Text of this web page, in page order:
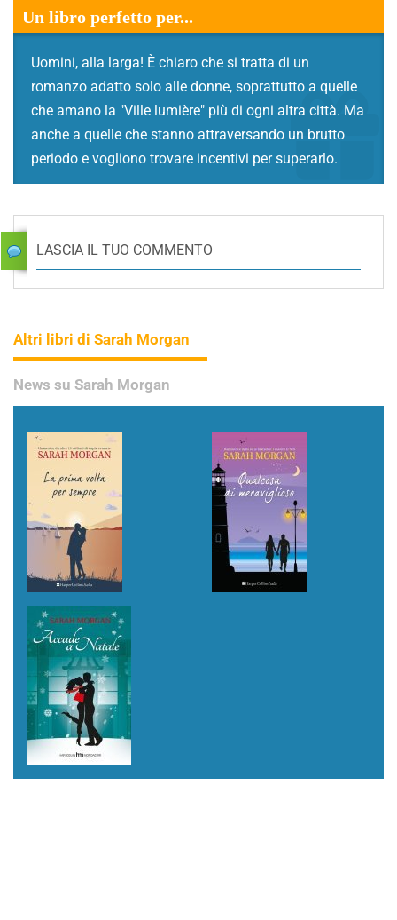
Un libro perfetto per...
Uomini, alla larga! È chiaro che si tratta di un
romanzo adatto solo alle donne, soprattutto a quelle
che amano la "Ville lumière" più di ogni altra città. Ma
anche a quelle che stanno attraversando un brutto
periodo e vogliono trovare incentivi per superarlo.
LASCIA IL TUO COMMENTO
Altri libri di Sarah Morgan
News su Sarah Morgan